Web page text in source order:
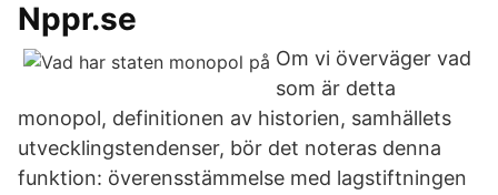
Nppr.se
Om vi överväger vad
som är detta
monopol, definitionen av historien, samhällets
utvecklingstendenser, bör det noteras denna
funktion: överensstämmelse med lagstiftningen